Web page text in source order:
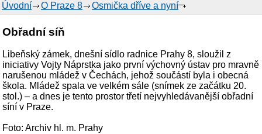
Úvodní O Praze 8 Osmička dříve a nyní
Obřadní síň
Libeňský zámek, dnešní sídlo radnice Prahy 8, sloužil z
iniciativy Vojty Náprstka jako první výchovný ústav pro mravně
narušenou mládež v Čechách, jehož součástí byla i obecná
škola. Mládež spala ve velkém sále (snímek ze začátku 20.
stol.) – a dnes je tento prostor třetí nejvyhledávanější obřadní
síní v Praze.
Foto: Archiv hl. m. Prahy